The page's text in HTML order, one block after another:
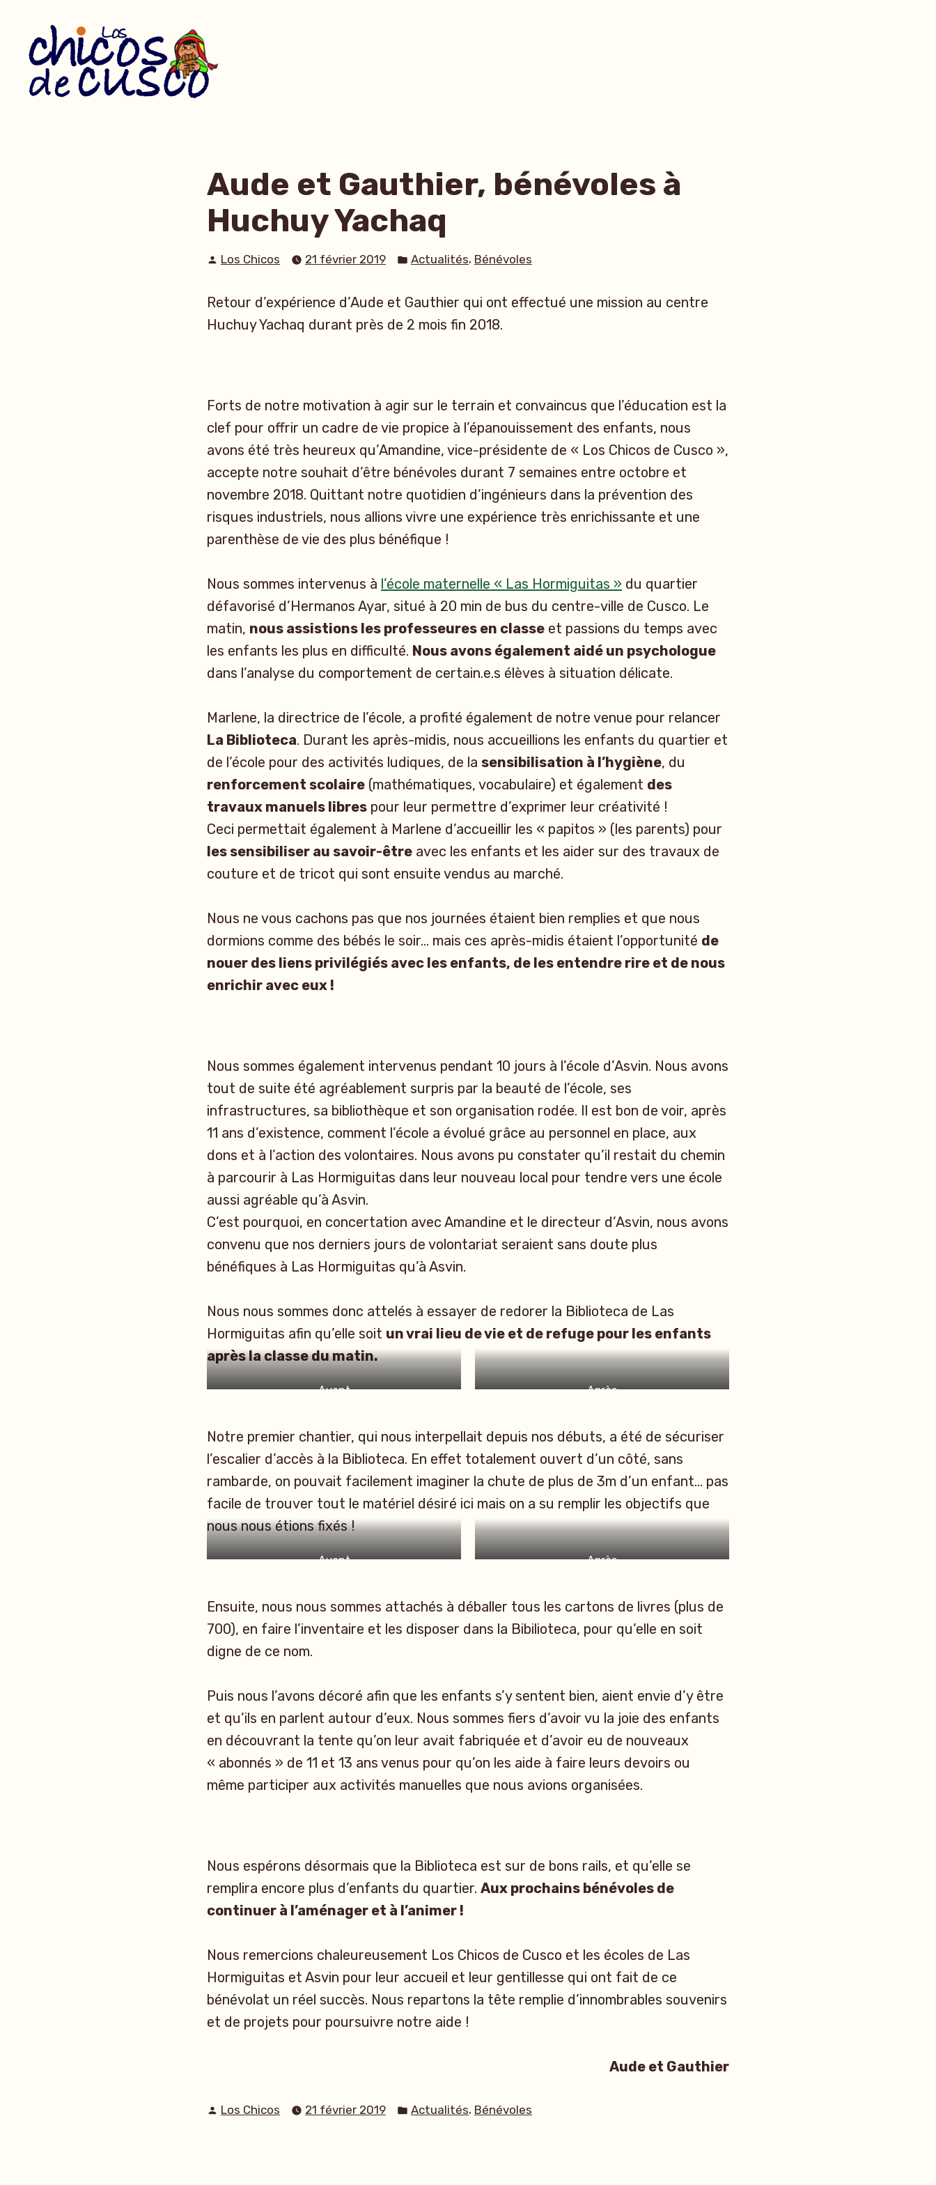
contenu
Aude et Gauthier, bénévoles à
Huchuy Yachaq
Publié
Los Chicos 21 février 2019
Publié
Actualités, Bénévoles
Retour d’expérience d’Aude et Gauthier qui ont effectué une mission au centre
Huchuy Yachaq durant près de 2 mois fin 2018.
Forts de notre motivation à agir sur le terrain et convaincus que l’éducation est la
clef pour offrir un cadre de vie propice à l’épanouissement des enfants, nous
avons été très heureux qu’Amandine, vice-présidente de « Los Chicos de Cusco »,
accepte notre souhait d’être bénévoles durant 7 semaines entre octobre et
novembre 2018. Quittant notre quotidien d’ingénieurs dans la prévention des
risques industriels, nous allions vivre une expérience très enrichissante et une
parenthèse de vie des plus bénéfique !
Nous sommes intervenus à l’école maternelle « Las Hormiguitas » du quartier
défavorisé d’Hermanos Ayar, situé à 20 min de bus du centre-ville de Cusco. Le
matin, nous assistions les professeures en classe et passions du temps avec
les enfants les plus en difficulté. Nous avons également aidé un psychologue
dans l’analyse du comportement de certain.e.s élèves à situation délicate.
Marlene, la directrice de l’école, a profité également de notre venue pour relancer
La Biblioteca. Durant les après-midis, nous accueillions les enfants du quartier et
de l’école pour des activités ludiques, de la sensibilisation à l’hygiène, du
renforcement scolaire (mathématiques, vocabulaire) et également des
travaux manuels libres pour leur permettre d’exprimer leur créativité !
Ceci permettait également à Marlene d’accueillir les « papitos » (les parents) pour
les sensibiliser au savoir-être avec les enfants et les aider sur des travaux de
couture et de tricot qui sont ensuite vendus au marché.
Nous ne vous cachons pas que nos journées étaient bien remplies et que nous
dormions comme des bébés le soir… mais ces après-midis étaient l’opportunité de
nouer des liens privilégiés avec les enfants, de les entendre rire et de nous
enrichir avec eux !
Nous sommes également intervenus pendant 10 jours à l’école d’Asvin. Nous avons
tout de suite été agréablement surpris par la beauté de l’école, ses
infrastructures, sa bibliothèque et son organisation rodée. Il est bon de voir, après
11 ans d’existence, comment l’école a évolué grâce au personnel en place, aux
dons et à l’action des volontaires. Nous avons pu constater qu’il restait du chemin
à parcourir à Las Hormiguitas dans leur nouveau local pour tendre vers une école
aussi agréable qu’à Asvin.
C’est pourquoi, en concertation avec Amandine et le directeur d’Asvin, nous avons
convenu que nos derniers jours de volontariat seraient sans doute plus
bénéfiques à Las Hormiguitas qu’à Asvin.
Nous nous sommes donc attelés à essayer de redorer la Biblioteca de Las
Hormiguitas afin qu’elle soit un vrai lieu de vie et de refuge pour les enfants
après la classe du matin.
Avant Après
Notre premier chantier, qui nous interpellait depuis nos débuts, a été de sécuriser
l’escalier d’accès à la Biblioteca. En effet totalement ouvert d’un côté, sans
rambarde, on pouvait facilement imaginer la chute de plus de 3m d’un enfant… pas
facile de trouver tout le matériel désiré ici mais on a su remplir les objectifs que
nous nous étions fixés !
Avant Après
Ensuite, nous nous sommes attachés à déballer tous les cartons de livres (plus de
700), en faire l’inventaire et les disposer dans la Bibilioteca, pour qu’elle en soit
digne de ce nom.
Puis nous l’avons décoré afin que les enfants s’y sentent bien, aient envie d’y être
et qu’ils en parlent autour d’eux. Nous sommes fiers d’avoir vu la joie des enfants
en découvrant la tente qu’on leur avait fabriquée et d’avoir eu de nouveaux
« abonnés » de 11 et 13 ans venus pour qu’on les aide à faire leurs devoirs ou
même participer aux activités manuelles que nous avions organisées.
Nous espérons désormais que la Biblioteca est sur de bons rails, et qu’elle se
remplira encore plus d’enfants du quartier. Aux prochains bénévoles de
continuer à l’aménager et à l’animer !
Nous remercions chaleureusement Los Chicos de Cusco et les écoles de Las
Hormiguitas et Asvin pour leur accueil et leur gentillesse qui ont fait de ce
bénévolat un réel succès. Nous repartons la tête remplie d’innombrables souvenirs
et de projets pour poursuivre notre aide !
Aude et Gauthier
Publié
Los Chicos 21 février 2019
Publié
Actualités, Bénévoles